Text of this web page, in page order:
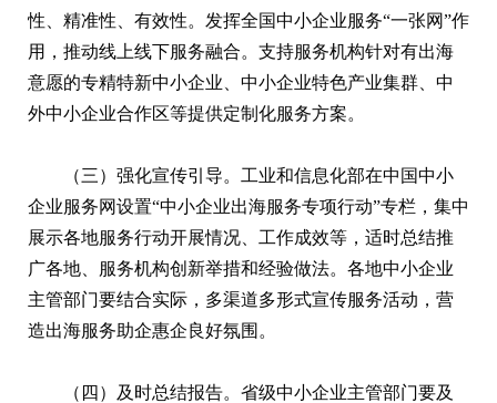
性、精准性、有效性。发挥全国中小企业服务“一张网”作
用，推动线上线下服务融合。支持服务机构针对有出海
意愿的专精特新中小企业、中小企业特色产业集群、中
外中小企业合作区等提供定制化服务方案。
（三）强化宣传引导。工业和信息化部在中国中小
企业服务网设置“中小企业出海服务专项行动”专栏，集中
展示各地服务行动开展情况、工作成效等，适时总结推
广各地、服务机构创新举措和经验做法。各地中小企业
主管部门要结合实际，多渠道多形式宣传服务活动，营
造出海服务助企惠企良好氛围。
（四）及时总结报告。省级中小企业主管部门要及